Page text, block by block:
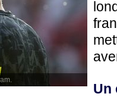
Un